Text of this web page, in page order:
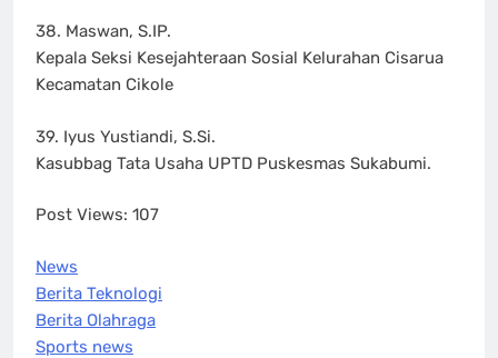
38. Maswan, S.IP.
Kepala Seksi Kesejahteraan Sosial Kelurahan Cisarua
Kecamatan Cikole
39. Iyus Yustiandi, S.Si.
Kasubbag Tata Usaha UPTD Puskesmas Sukabumi.
Post Views: 107
News
Berita Teknologi
Berita Olahraga
Sports news